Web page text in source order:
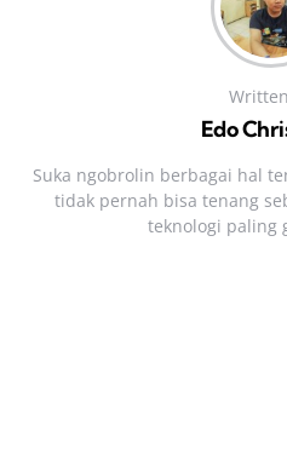
Edo
Suka ngobrolin berbagai hal
tidak pernah bisa tenang
teknologi paling